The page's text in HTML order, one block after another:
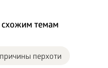
схожим темам
причины перхоти